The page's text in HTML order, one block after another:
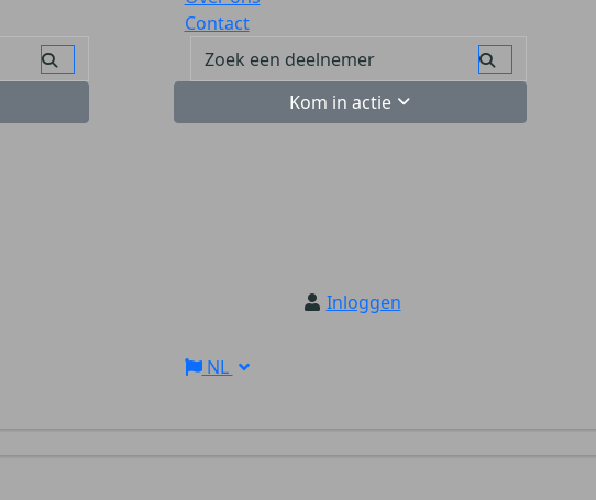
Contact
Kom in actie
Inloggen
NL